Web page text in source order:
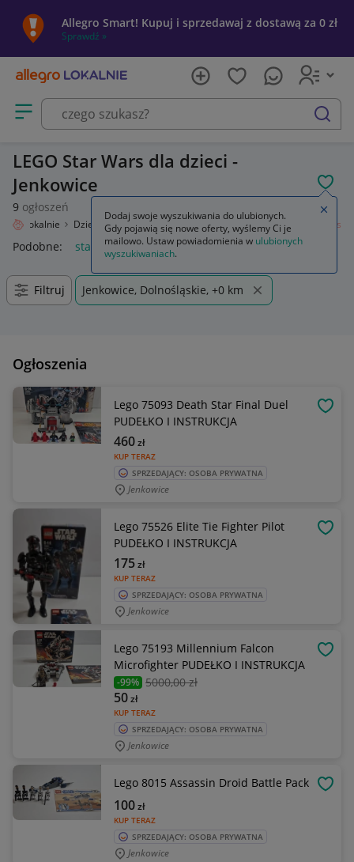
Allegro Smart! Kupuj i sprzedawaj z dostawą za 0 zł
Sprawdź »
Otwórz menu z kategoriami
szukaj
LEGO Star Wars dla dzieci -
Jenkowice
9 ogłoszeń
Lokalnie Dziecko Zabawki Klocki LEGO Zestawy Star Wars
Podobne: star wars lego star wars lego star wars figurki
Filtruj Jenkowice, Dolnośląskie, +0 km
Ogłoszenia
Lego 75093 Death Star Final Duel
PUDEŁKO I INSTRUKCJA
KUP TERAZ
460zł
SPRZEDAJĄCY: OSOBA PRYWATNA
Jenkowice
Lego 75526 Elite Tie Fighter Pilot
PUDEŁKO I INSTRUKCJA
KUP TERAZ
175zł
SPRZEDAJĄCY: OSOBA PRYWATNA
Jenkowice
Lego 75193 Millennium Falcon
Microfighter PUDEŁKO I INSTRUKCJA
-99% 5000,00 zł
KUP TERAZ
50zł
SPRZEDAJĄCY: OSOBA PRYWATNA
Jenkowice
Lego 8015 Assassin Droid Battle Pack
KUP TERAZ
100zł
SPRZEDAJĄCY: OSOBA PRYWATNA
Jenkowice
Dodaj swoje wyszukiwania do ulubionych.
Gdy pojawią się nowe oferty, wyślemy Ci je
mailowo. Ustaw powiadomienia w ulubionych
wyszukiwaniach.